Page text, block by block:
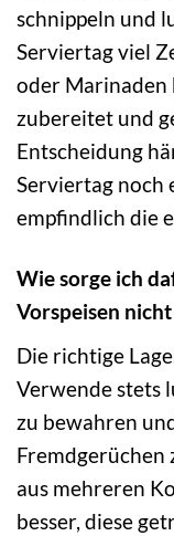
schnippeln und
Serviertag viel
oder Marinaden
zubereitet und
Entscheidung
Serviertag noch
empfindlich die
Wie sorge ich
Vorspeisen
Die richtige
Verwende stets
zu bewahren
Fremdgerüchen
aus mehreren
besser, diese